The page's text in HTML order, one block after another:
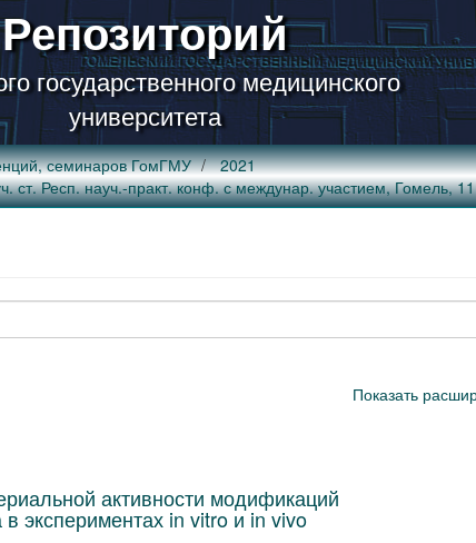
Репозиторий
государственного медицинского
университета
семинаров ГомГМУ
2021
ст. Респ. науч.-практ. конф. с междунар. участием, Гомель,
Показать
активности модификаций
в экспериментах in vitro и in vivo